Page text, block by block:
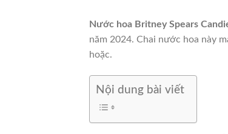
Nước hoa Britney Spears
năm 2024. Chai nước hoa này
hoặc.
Nội dung bài viết